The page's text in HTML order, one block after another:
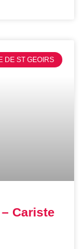
DE ST GEOIRS
Cariste